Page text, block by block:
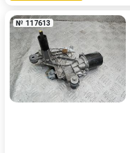
№ 117613